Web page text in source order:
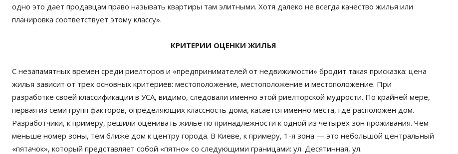
одно это дает продавцам право называть квартиры там элитными. Хотя далеко не всегда качество жилья или
планировка соответствует этому классу».
КРИТЕРИИ ОЦЕНКИ ЖИЛЬЯ
С незапамятных времен среди риелторов и «предпринимателей от недвижимости» бродит такая присказка: цена
жилья зависит от трех основных критериев: местоположение, местоположение и местоположение. При
разработке своей классификации в УСА, видимо, следовали именно этой риелторской мудрости. По крайней мере,
первая из семи групп факторов, определяющих классность дома, касается именно места, где расположен дом.
Разработчики, к примеру, решили оценивать жилье по принадлежности к одной из четырех зон проживания. Чем
меньше номер зоны, тем ближе дом к центру города. В Киеве, к примеру, 1-я зона — это небольшой центральный
«пятачок», который представляет собой «пятно» со следующими границами: ул. Десятинная, ул.